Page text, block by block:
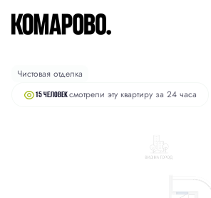
Студия47 м 2
Чистовая отделка
15 человексмотрели эту квартиру за 24 часа